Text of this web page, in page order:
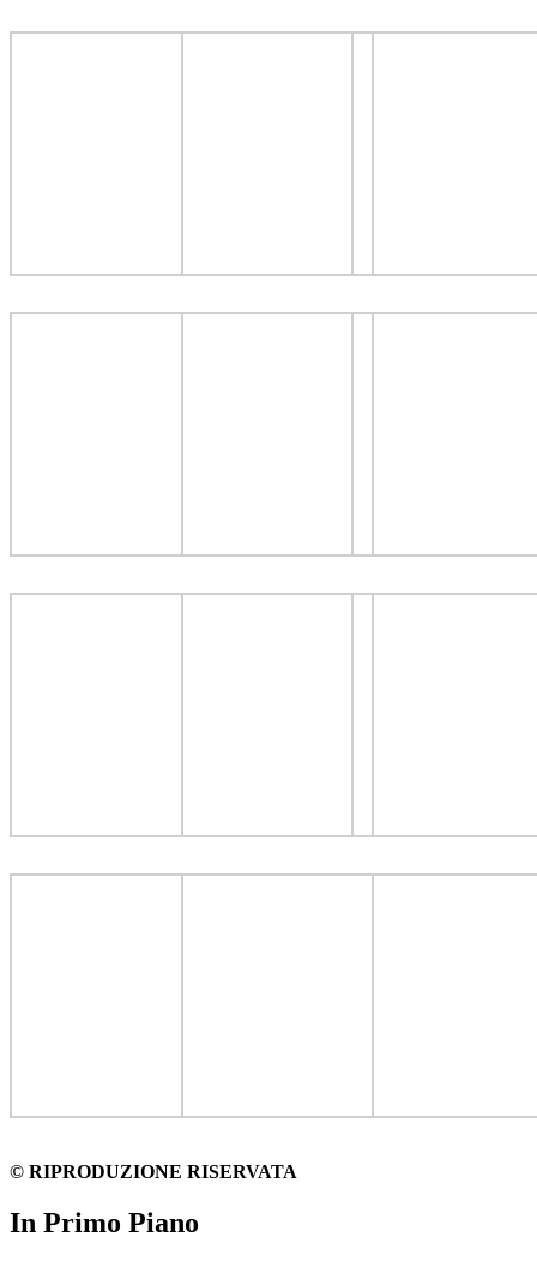
© RIPRODUZIONE RISERVATA
In Primo Piano